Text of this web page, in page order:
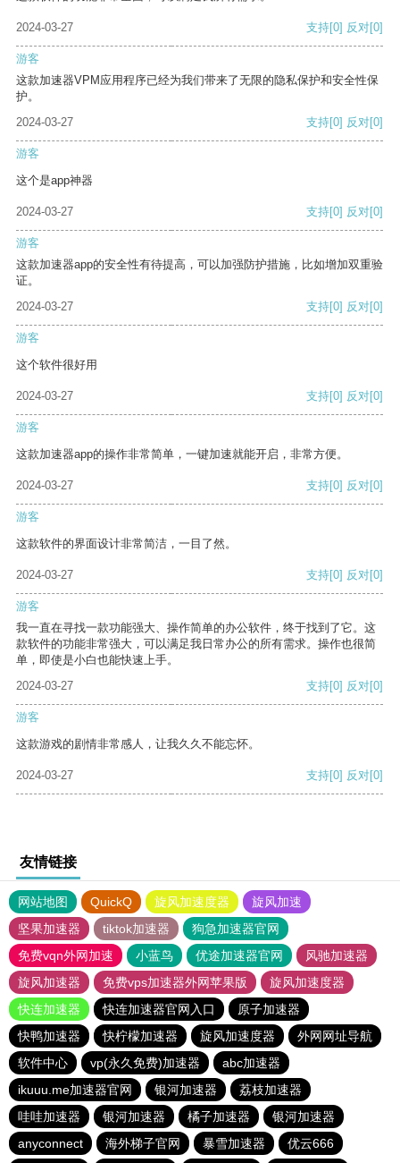
2024-03-27 支持[0] 反对[0]
游客
这款加速器VPM应用程序已经为我们带来了无限的隐私保护和安全性保
护。
2024-03-27
支持[0] 反对[0]
游客
这个是app神器
2024-03-27 支持[0] 反对[0]
游客
这款加速器app的安全性有待提高，可以加强防护措施，比如增加双重验
证。
2024-03-27
支持[0] 反对[0]
游客
这个软件很好用
2024-03-27 支持[0] 反对[0]
游客
这款加速器app的操作非常简单，一键加速就能开启，非常方便。
2024-03-27 支持[0] 反对[0]
游客
这款软件的界面设计非常简洁，一目了然。
2024-03-27 支持[0] 反对[0]
游客
我一直在寻找一款功能强大、操作简单的办公软件，终于找到了它。这
款软件的功能非常强大，可以满足我日常办公的所有需求。操作也很简
单，即使是小白也能快速上手。
2024-03-27
支持[0] 反对[0]
游客
这款游戏的剧情非常感人，让我久久不能忘怀。
2024-03-27 支持[0] 反对[0]
友情链接
网站地图 QuickQ 旋风加速度器
旋风加速
坚果加速器
tiktok加速器
狗急加速器官网
免费vqn外网加速
小蓝鸟 优途加速器官网
风驰加速器
旋风加速器
免费vps加速器外网苹果版
旋风加速度器
快连加速器
快连加速器官网入口
原子加速器
快鸭加速器
快柠檬加速器 旋风加速度器
外网网址导航
软件中心
vp(永久免费)加速器
abc加速器
ikuuu.me加速器官网
银河加速器
荔枝加速器
哇哇加速器
银河加速器 橘子加速器
银河加速器
anyconnect
海外梯子官网 暴雪加速器 优云666